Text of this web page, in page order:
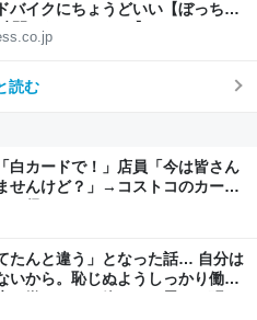
バイクにちょうどいい【ぼっち・
間でなにしてる？】
読む
白カードで！」店員「今は皆さん
せんけど？」→コストコのカード
得なの？
たんと違う」となった話… 自分は
いから。恥じぬようしっかり働
嫌われたら終わりと思い、張り